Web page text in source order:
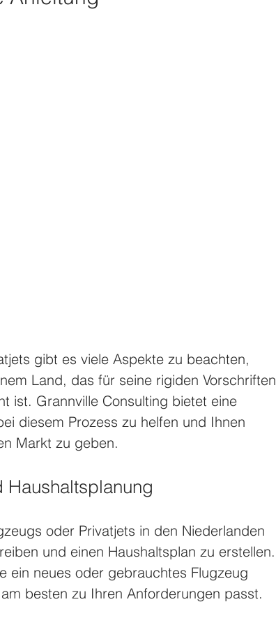
gibt es viele Aspekte zu beachten,
Land, das für seine rigiden Vorschriften
ist. Grannville Consulting bietet eine
diesem Prozess zu helfen und Ihnen
Markt zu geben.
Haushaltsplanung
oder Privatjets in den Niederlanden
und einen Haushaltsplan zu erstellen.
ein neues oder gebrauchtes Flugzeug
besten zu Ihren Anforderungen passt.